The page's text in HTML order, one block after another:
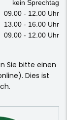
kein Sprechtag
09.00 - 12.00 Uhr
13.00 - 16.00 Uhr
09.00 - 12.00 Uhr
Sie bitte einen
Dies ist